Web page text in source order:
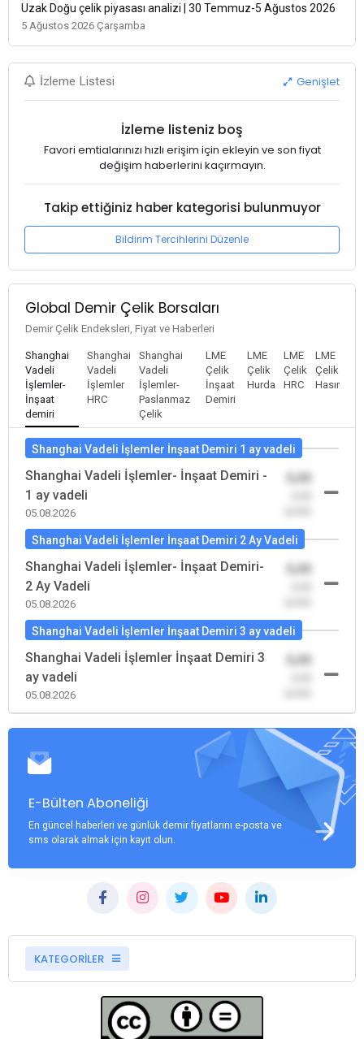
Uzak Doğu çelik piyasası analizi | 30 Temmuz-5 Ağustos 2026
5 Ağustos 2026 Çarşamba
İzleme Listesi Genişlet
İzleme listeniz boş
Favori emtialarınızı hızlı erişim için ekleyin ve son fiyat
değişim haberlerini kaçırmayın.
Takip ettiğiniz haber kategorisi bulunmuyor
Bildirim Tercihlerini Düzenle
Global Demir Çelik Borsaları
Demir Çelik Endeksleri, Fiyat ve Haberleri
Shanghai
Vadeli
İşlemler-
İnşaat
demiri
Shanghai
Vadeli
İşlemler
HRC
Shanghai
Vadeli
İşlemler-
Paslanmaz
Çelik
LME
Çelik
İnşaat
Demiri
LME
Çelik
Hurda
LME
Çelik
HRC
LME
Çelik
Hasır
Shanghai Vadeli İşlemler İnşaat Demiri 1 ay vadeli
Shanghai Vadeli İşlemler- İnşaat Demiri -
1 ay vadeli
05.08.2026
0,00
Shanghai Vadeli İşlemler İnşaat Demiri 2 Ay Vadeli
Shanghai Vadeli İşlemler- İnşaat Demiri-
2 Ay Vadeli
05.08.2026
0,00
Shanghai Vadeli İşlemler İnşaat Demiri 3 ay vadeli
Shanghai Vadeli İşlemler İnşaat Demiri 3
ay vadeli
05.08.2026
0,00
E-Bülten Aboneliği
En güncel haberleri ve günlük demir fiyatlarını e-posta ve
sms olarak almak için kayıt olun.
KATEGORİLER